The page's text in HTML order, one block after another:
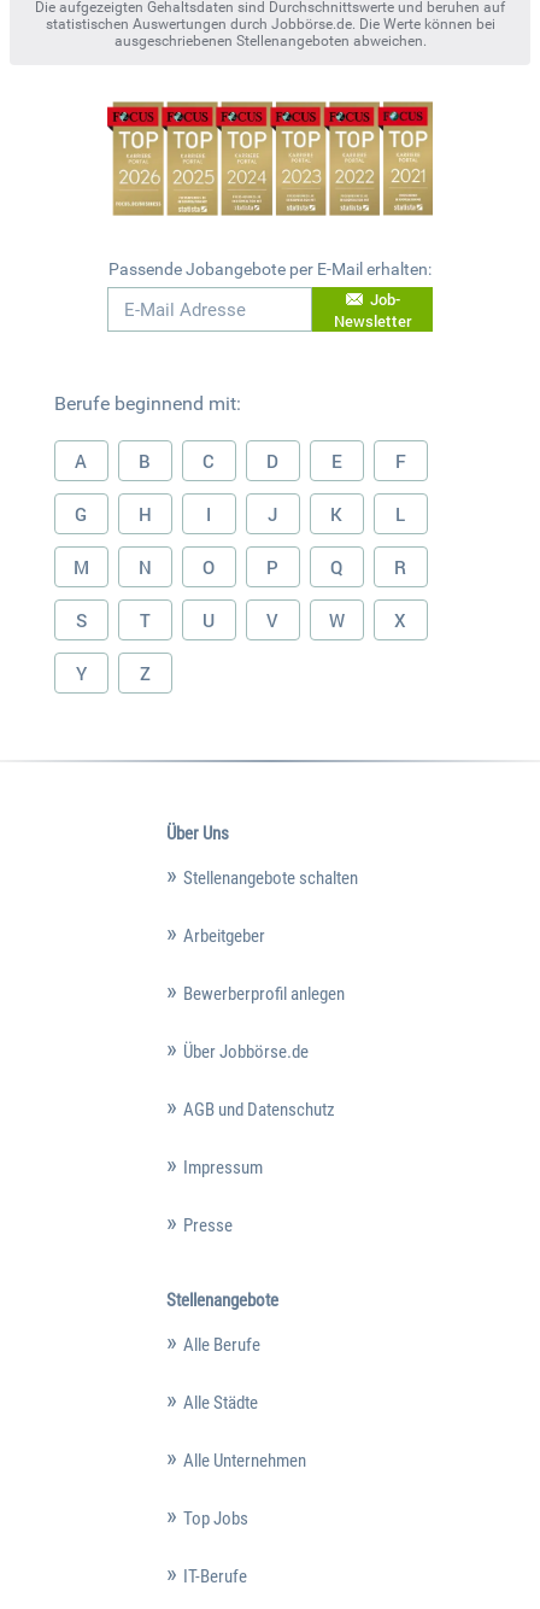
Die aufgezeigten Gehaltsdaten sind Durchschnittswerte und beruhen auf
statistischen Auswertungen durch Jobbörse.de. Die Werte können bei
ausgeschriebenen Stellenangeboten abweichen.
Passende Jobangebote per E-Mail erhalten:
Job-
Newsletter
Berufe beginnend mit:
A B C D E F
G H I J K L
M N O P Q R
S T U V W X
Y Z
Über Uns
Stellenangebote schalten
Arbeitgeber
Bewerberprofil anlegen
Über Jobbörse.de
AGB und Datenschutz
Impressum
Presse
Stellenangebote
Alle Berufe
Alle Städte
Alle Unternehmen
Top Jobs
IT-Berufe